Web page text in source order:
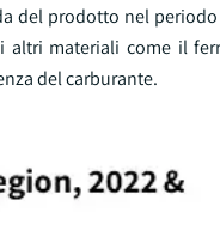
del prodotto nel
materiali come il
del carburante.